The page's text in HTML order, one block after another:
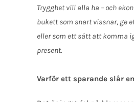
Trygghet vill alla ha – och
bukett som snart vissnar, ge
eller som ett sätt att komma
present.
Varför ett sparande slår